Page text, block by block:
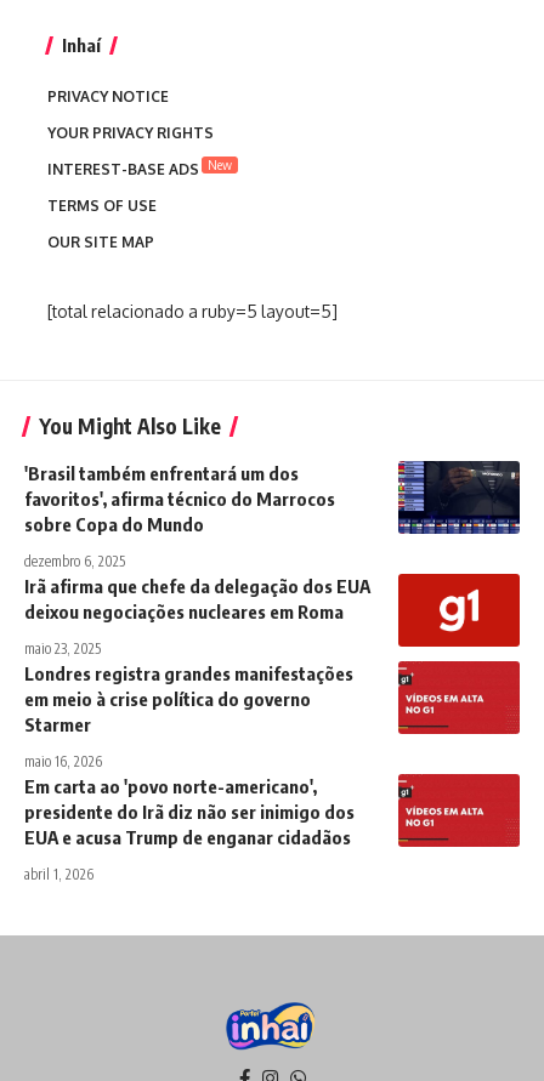
Inhaí
PRIVACY NOTICE
YOUR PRIVACY RIGHTS
INTEREST-BASE ADS
New
TERMS OF USE
OUR SITE MAP
[total relacionado a ruby=5 layout=5]
You Might Also Like
'Brasil também enfrentará um dos
favoritos', afirma técnico do Marrocos
sobre Copa do Mundo
dezembro 6, 2025
Irã afirma que chefe da delegação dos EUA
deixou negociações nucleares em Roma
maio 23, 2025
Londres registra grandes manifestações
em meio à crise política do governo
Starmer
maio 16, 2026
Em carta ao 'povo norte-americano',
presidente do Irã diz não ser inimigo dos
EUA e acusa Trump de enganar cidadãos
abril 1, 2026